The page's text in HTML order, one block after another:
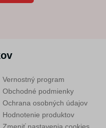
Vernostný program
Obchodné podmienky
Ochrana osobných údajov
Hodnotenie produktov